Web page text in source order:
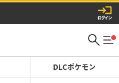
DLCポケモン